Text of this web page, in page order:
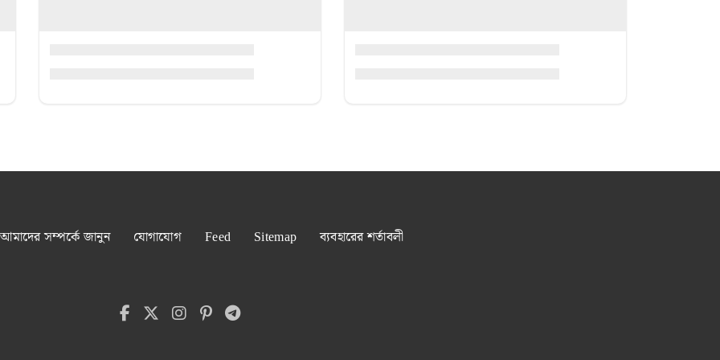
আমাদের সম্পর্কে জানুন যোগাযোগ Feed Sitemap ব্যবহারের শর্তাবলী